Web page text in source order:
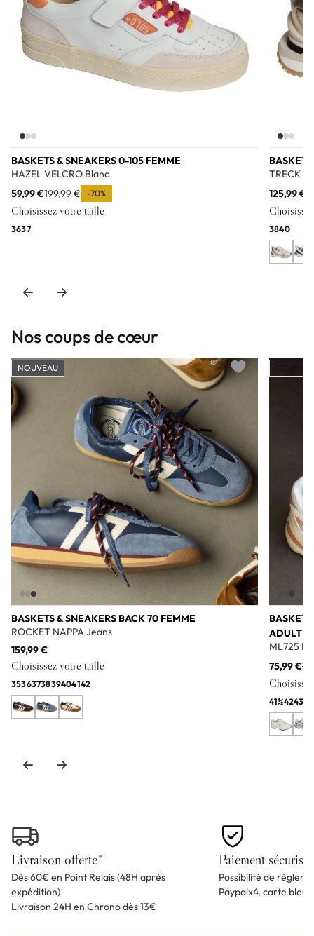
BASKETS & SNEAKERS 0-105 FEMME
HAZEL VELCRO Blanc
59,99 €199,99 € -70%
Choisissez votre taille
3637
TRECK
125,99 €
3840
Nos coups de cœur
BASKETS & SNEAKERS BACK 70 FEMME
ROCKET NAPPA Jeans
159,99 €
Choisissez votre taille
3536373839404142
NOUVEAU
Add to wishlist
ADULTE
ML725
75,99 €
41½4243
Livraison offerte*
Dès 60€ en Point Relais (48H après
expédition)
Livraison 24H en Chrono dès 13€
Paiement sécurisé
Possibilité de
Paypalx4, carte